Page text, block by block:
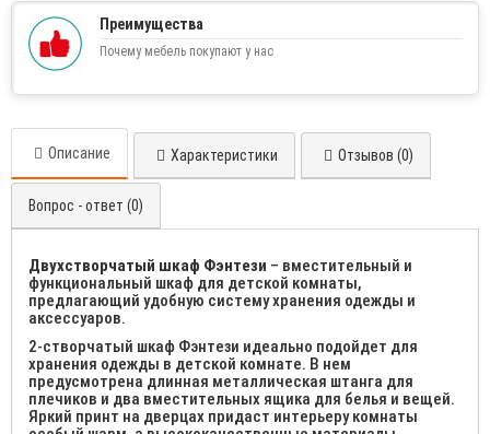
Преимущества
Почему мебель покупают у нас
Описание Характеристики Отзывов (0)
Вопрос - ответ (0)
Двухстворчатый шкаф Фэнтези – вместительный и
функциональный шкаф для детской комнаты,
предлагающий удобную систему хранения одежды и
аксессуаров.
2-створчатый шкаф Фэнтези идеально подойдет для
хранения одежды в детской комнате. В нем
предусмотрена длинная металлическая штанга для
плечиков и два вместительных ящика для белья и вещей.
Яркий принт на дверцах придаст интерьеру комнаты